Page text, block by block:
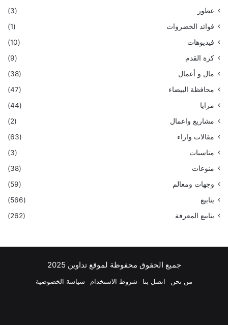
عطور
(3)
فوائد الخضروات
(1)
فيديوهات
(10)
كرة القدم
(9)
مال و أعمال
(38)
محافظة البيضاء
(47)
مرايا
(44)
مشاريع واعمال
(2)
مقالات واراء
(63)
مناسبات
(3)
منوعات
(38)
وجهات ومعالم
(59)
ينابيع
(566)
ينابيع المعرفة
(262)
جميع الحقوق محفوظة لموقع تداوين 2025
من نحن اتصل بنا شروط الاستخدام سياسة الخصوصية